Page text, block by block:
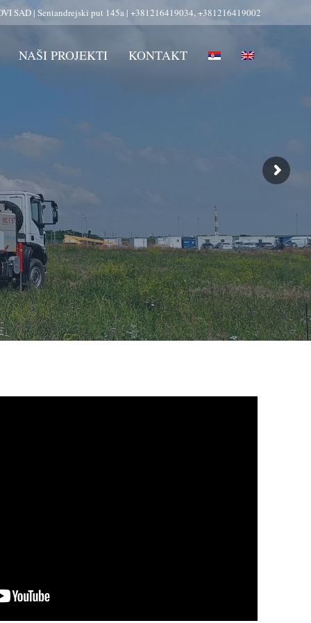
SAD | Sentandrejski put 145a | +381216419034, +381216419002
NAŠI PROJEKTI KONTAKT